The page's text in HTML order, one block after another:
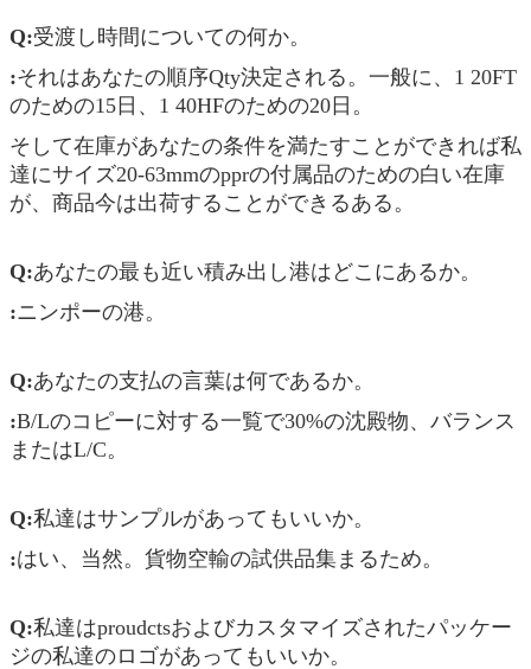
Q:受渡し時間についての何か。
:それはあなたの順序Qty決定される。一般に、1 20FT
のための15日、1 40HFのための20日。
そして在庫があなたの条件を満たすことができれば私
達にサイズ20-63mmのpprの付属品のための白い在庫
が、商品今は出荷することができるある。
Q:あなたの最も近い積み出し港はどこにあるか。
:ニンポーの港。
Q:あなたの支払の言葉は何であるか。
:B/Lのコピーに対する一覧で30%の沈殿物、バランス
またはL/C。
Q:私達はサンプルがあってもいいか。
:はい、当然。貨物空輸の試供品集まるため。
Q:私達はproudctsおよびカスタマイズされたパッケー
ジの私達のロゴがあってもいいか。